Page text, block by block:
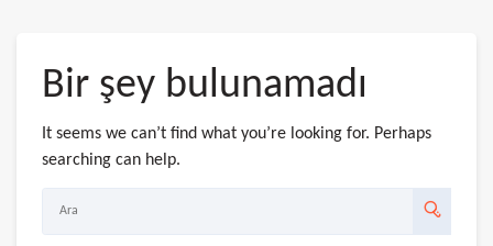
Bir şey bulunamadı
It seems we can’t find what you’re looking for. Perhaps
searching can help.